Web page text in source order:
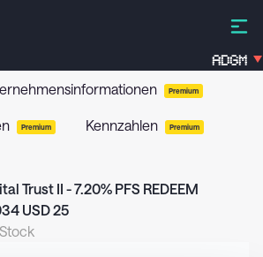
ADGM
Premium
Premium Kennzahlen Premium
Trust II - 7.20% PFS REDEEM
USD 25
Stock